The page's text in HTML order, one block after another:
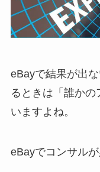
eBayで結果が出
るときは「誰か
いますよね。
eBayでコンサル